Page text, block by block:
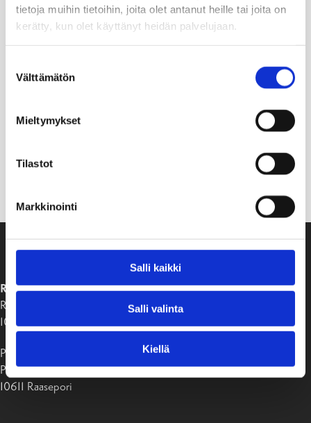
tietoja muihin tietoihin, joita olet antanut heille tai joita on
kerätty, kun olet käyttänyt heidän palvelujaan.
valinta
Välttämätön
Mieltymykset
Tilastot
Markkinointi
Salli kaikki
Salli valinta
Kiellä
RAASEPORIN KAUPUNKI
Raaseporintie 37
10650 Tammisaari
Postiosoite:
PB 58
10611 Raasepori